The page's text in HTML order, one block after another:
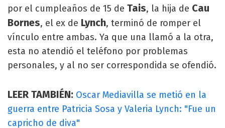
por el cumpleaños de 15 de Tais, la hija de Cau
Bornes, el ex de Lynch, terminó de romper el
vínculo entre ambas. Ya que una llamó a la otra,
esta no atendió el teléfono por problemas
personales, y al no ser correspondida se ofendió.
LEER TAMBIÉN: Oscar Mediavilla se metió en la
guerra entre Patricia Sosa y Valeria Lynch: "Fue un
capricho de diva"